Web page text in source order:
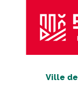
Ville